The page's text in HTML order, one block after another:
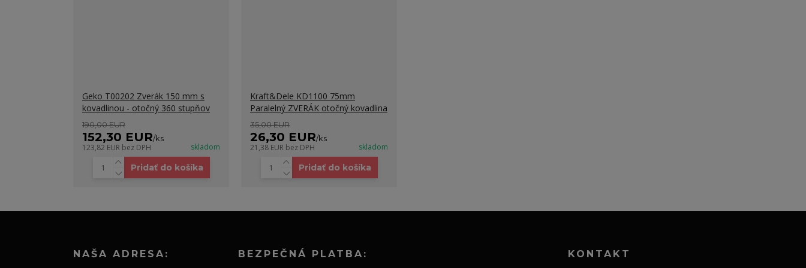
Geko T00202 Zverák 150 mm s
kovadlinou - otočný 360 stupňov
190,00 EUR
152,30 EUR/ks
123,82 EUR bez DPH skladom
Pridať do košíka
Kraft&Dele KD1100 75mm
Paralelný ZVERÁK otočný kovadlina
35,00 EUR
26,30 EUR/ks
21,38 EUR bez DPH skladom
Pridať do košíka
NAŠA ADRESA: BEZPEČNÁ PLATBA: KONTAKT